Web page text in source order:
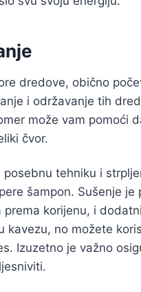
dredove, obično
i održavanje tih
može vam pomoći
čvor.
posebnu tehniku i
šampon. Sušenje
prema korijenu, i
kavezu, no možete
Izuzetno je važno